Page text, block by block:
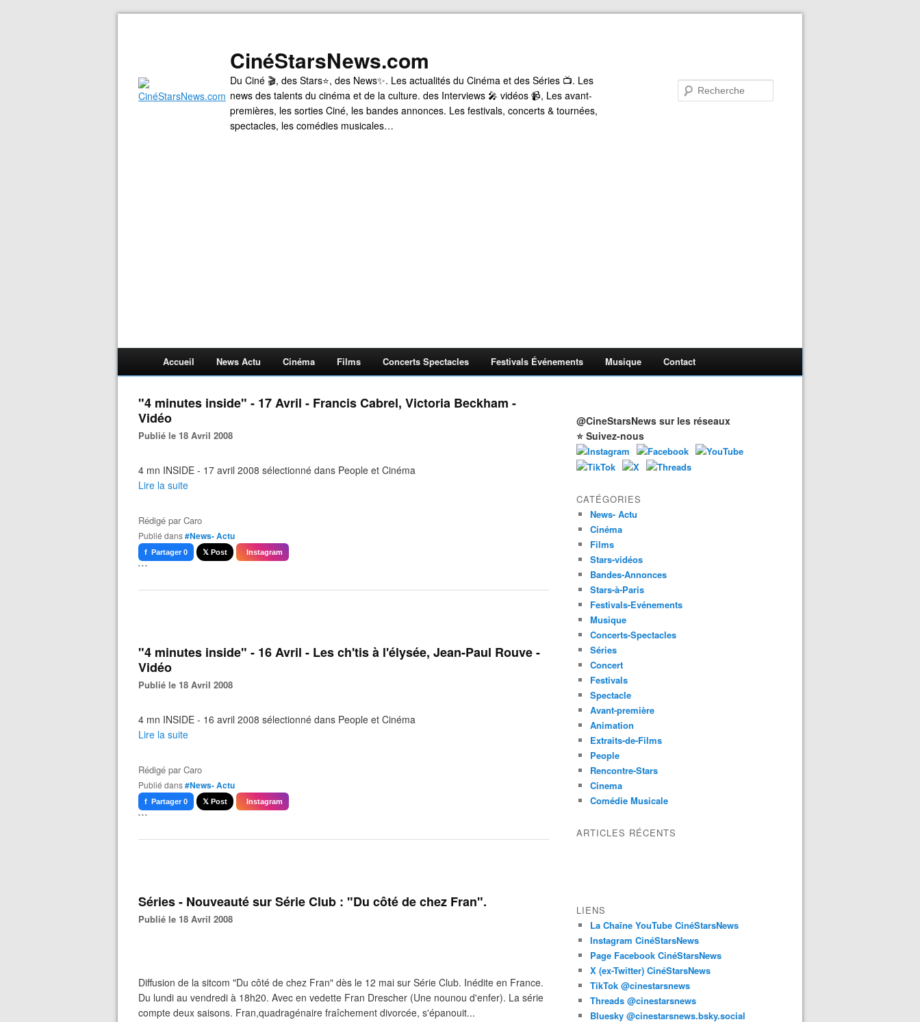
CinéStarsNews.com
Du Ciné 🎬, des Stars⭐, des News✨. Les actualités du Cinéma et des Séries 📺. Les
news des talents du cinéma et de la culture. des Interviews 🎤 vidéos 📹, Les avant-
premières, les sorties Ciné, les bandes annonces. Les festivals, concerts & tournées,
spectacles, les comédies musicales…
Accueil News Actu Cinéma Films Concerts Spectacles Festivals Événements Musique Contact
"4 minutes inside" - 17 Avril - Francis Cabrel, Victoria Beckham -
Vidéo
Publié le 18 Avril 2008
4 mn INSIDE - 17 avril 2008 sélectionné dans People et Cinéma
Lire la suite
Rédigé parCaro
Publié dans#News- Actu
f Partager 0 𝕏 Post Instagram
```
"4 minutes inside" - 16 Avril - Les ch'tis à l'élysée, Jean-Paul Rouve -
Vidéo
Publié le 18 Avril 2008
4 mn INSIDE - 16 avril 2008 sélectionné dans People et Cinéma
Lire la suite
Rédigé parCaro
Publié dans#News- Actu
f Partager 0 𝕏 Post Instagram
```
Séries - Nouveauté sur Série Club : "Du côté de chez Fran".
Publié le 18 Avril 2008
Diffusion de la sitcom "Du côté de chez Fran" dès le 12 mai sur Série Club. Inédite en France.
Du lundi au vendredi à 18h20. Avec en vedette Fran Drescher (Une nounou d'enfer). La série
compte deux saisons. Fran,quadragénaire fraîchement divorcée, s'épanouit...
@CineStarsNews sur les réseaux
⭐ Suivez-nous
CATÉGORIES
News- Actu
Cinéma
Films
Stars-vidéos
Bandes-Annonces
Stars-à-Paris
Festivals-Evénements
Musique
Concerts-Spectacles
Séries
Concert
Festivals
Spectacle
Avant-première
Animation
Extraits-de-Films
People
Rencontre-Stars
Cinema
Comédie Musicale
ARTICLES RÉCENTS
LIENS
La Chaîne YouTube CinéStarsNews
Instagram CinéStarsNews
Page Facebook CinéStarsNews
X (ex-Twitter) CinéStarsNews
TikTok @cinestarsnews
Threads @cinestarsnews
Bluesky @cinestarsnews.bsky.social‬